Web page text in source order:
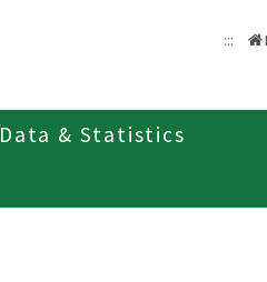
:::
Data & Statistics